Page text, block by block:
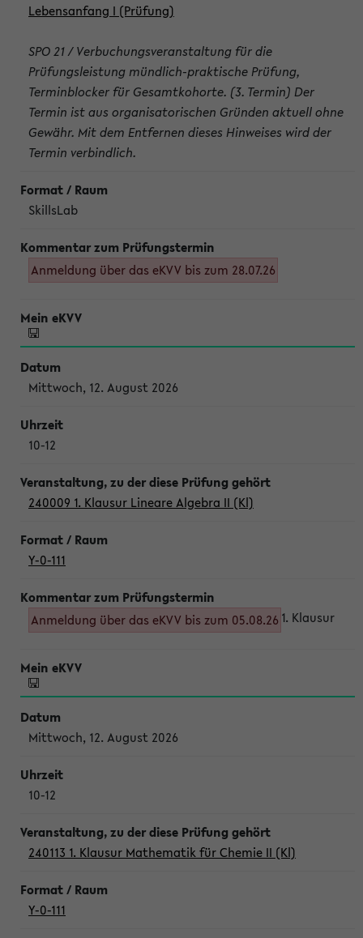
Lebensanfang I (Prüfung)
SPO 21 / Verbuchungsveranstaltung für die
Prüfungsleistung mündlich-praktische Prüfung,
Terminblocker für Gesamtkohorte. (3. Termin) Der
Termin ist aus organisatorischen Gründen aktuell ohne
Gewähr. Mit dem Entfernen dieses Hinweises wird der
Termin verbindlich.
SkillsLab
Anmeldung über das eKVV bis zum 28.07.26
Mittwoch, 12. August 2026
10-12
240009 1. Klausur Lineare Algebra II (Kl)
Y-0-111
Anmeldung über das eKVV bis zum 05.08.26 1. Klausur
Mittwoch, 12. August 2026
10-12
240113 1. Klausur Mathematik für Chemie II (Kl)
Y-0-111